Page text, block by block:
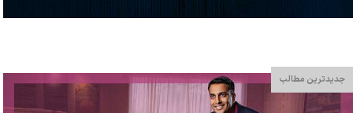
جدیدترین مطالب